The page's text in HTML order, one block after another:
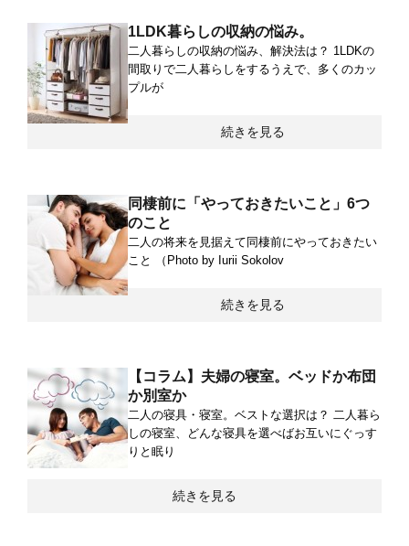
1LDK暮らしの収納の悩み。
二人暮らしの収納の悩み、解決法は？ 1LDKの
間取りで二人暮らしをするうえで、多くのカッ
プルが
続きを見る
同棲前に「やっておきたいこと」6つ
のこと
二人の将来を見据えて同棲前にやっておきたい
こと （Photo by Iurii Sokolov
続きを見る
【コラム】夫婦の寝室。ベッドか布団
か別室か
二人の寝具・寝室。ベストな選択は？ 二人暮ら
しの寝室、どんな寝具を選べばお互いにぐっす
りと眠り
続きを見る